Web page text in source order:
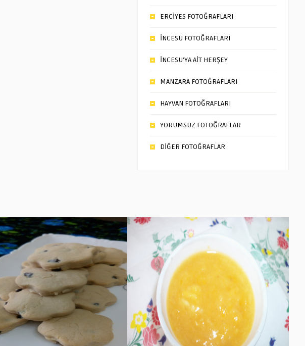
ERCİYES FOTOĞRAFLARI
İNCESU FOTOĞRAFLARI
İNCESU’YA AİT HERŞEY
MANZARA FOTOĞRAFLARI
HAYVAN FOTOĞRAFLARI
YORUMSUZ FOTOĞRAFLAR
DİĞER FOTOĞRAFLAR